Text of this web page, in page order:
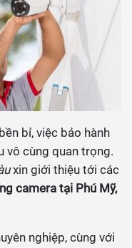
bỉ, việc bảo hành
vô cùng quan trọng.
xin giới thiệu tới các
camera tại Phú Mỹ,
nghiệp, cùng với